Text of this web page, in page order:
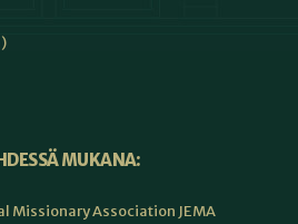
MUKANA:
Missionary Association JEMA